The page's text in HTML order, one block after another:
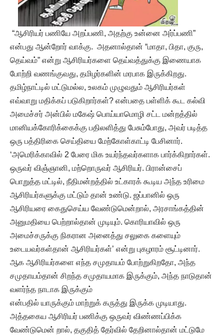
“ஆசிரியர் பணியே அறப்பணி, அதற்கு உன்னை அர்ப்பணி”
என்பது ஆன்றோர் வாக்கு. அதனால்தான் “மாதா, பிதா, குரு,
தெய்வம்” என்று ஆசிரியர்களை தெய்வத்துக்கு இணையாக
போற்றி வணங்குவது, தமிழர்களின் மரபாக இருக்கிறது.
தமிழ்நாட்டில் மட்டுமல்ல, உலகம் முழுவதும் ஆசிரியர்கள்
எவ்வாறு மதிக்கப் படுகிறார்கள்? என்பதை பள்ளிக் கூட கல்வி
அமைச்சர் அன்பில் மகேஷ் பொய்யாமொழி சட்ட மன்றத்தில்
மானியக்கோரிக்கைக்கு பதிலளித்து பேசும்போது, அவர் படித்த
ஒரு பத்திரிகை செய்தியை மேற்கோள்காட்டி பேசினார்.
‘அமெரிக்காவில் 2 பேரை மிக உயர்ந்தவர்களாக பார்க்கிறார்கள்.
ஒருவர் விஞ்ஞானி, மற்றொருவர் ஆசிரியர். பிரான்சைப்
பொறுத்த மட்டில், நீதிமன்றத்தில் உட்காரக் கூடிய அந்த உரிமை
ஆசிரியர்களுக்கு மட்டும் தான் உண்டு. ஜப்பானில் ஒரு
ஆசிரியரை கைதுசெய்ய வேண்டுமென்றால், அரசாங்கத்தின்
அனுமதியை பெற்றால்தான் முடியும். கொரியாவில் ஒரு
அமைச்சருக்கு நிகரான அனைத்து சலுகை களையும்
உடையவர்கள்தான் ஆசிரியர்கள்’ என்று புகழாரம் சூட்டினார்.
ஆக ஆசிரியர்களை எந்த சமுதாயம் போற்றுகிறதோ, அந்த
சமுதாயம்தான் சிறந்த சமுதாயமாக இருக்கும், அந்த நாடுதான்
வளர்ந்த நாடாக இருக்கும்
என்பதில் யாருக்கும் மாற்றுக் கருத்து இருக்க முடியாது.
அத்தகைய ஆசிரியர் பணிக்கு ஒருவர் விண்ணப்பிக்க
வேண்டுமென் றால், தகுதித் தேர்வில் தேறினால்தான் மட்டுமே